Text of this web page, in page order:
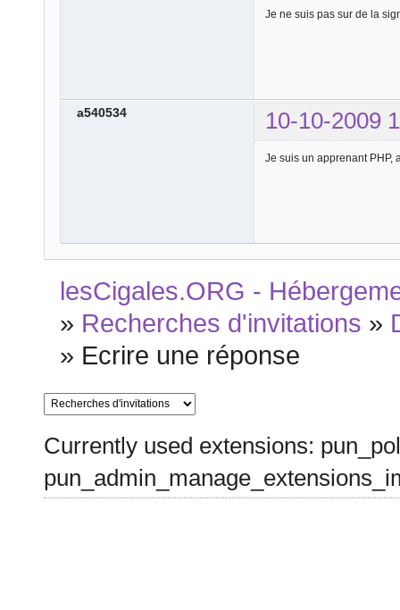
Je ne suis pas sur de la
a540534 10-10-2009
Je suis un apprenant PHP,
lesCigales.ORG -
» Recherches d'invitations »
» Ecrire une réponse
Currently used extensions: